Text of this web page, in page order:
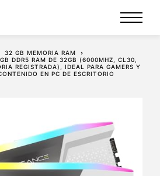
32 GB MEMORIA RAM
DDR5 RAM DE 32GB (6000MHZ, CL30,
REGISTRADA), IDEAL PARA GAMERS Y
EN PC DE ESCRITORIO